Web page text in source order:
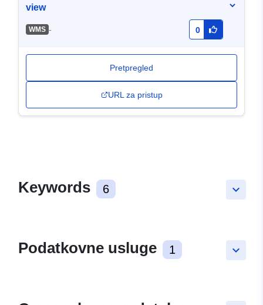
view
WMS - 0
Pretpregled
URL za pristup
keyboard_arrow_down
Keywords 6
keyboard_arrow_down
Podatkovne usluge 1